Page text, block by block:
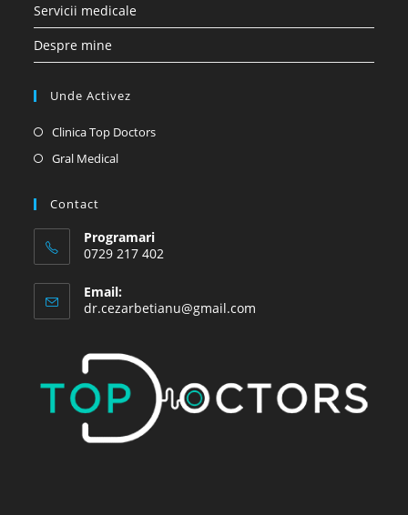
Servicii medicale
Despre mine
Unde Activez
Clinica Top DoctorsOpens
Gral MedicalOpens
tab
Contact
Programari
0729 217 402
Email:
dr.cezarbetianu@gmail.com